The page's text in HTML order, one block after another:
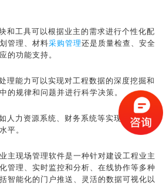
工具可以根据业主的需求进行个性化配
管理、材料采购管理还是质量检查、安全
的功能支持。
能力可以实现对工程数据的深度挖掘和
的规律和问题并进行科学决策。
力资源系统、财务系统等实现信息的互
平。
现场管理软件是一种针对建设工程业主
管理、实时监控和分析、在线协作等多种
智能化的门户推送、灵活的数据可视化以